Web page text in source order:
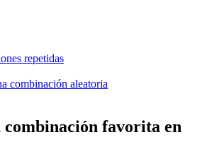
repetidas
combinación aleatoria
combinación favorita en